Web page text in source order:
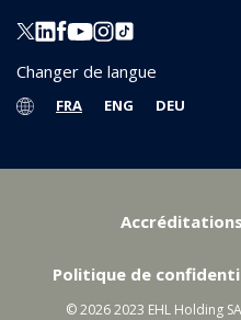
Changer de langue
FRA ENG DEU
Politique de
© 2026 2023 EHL Holding